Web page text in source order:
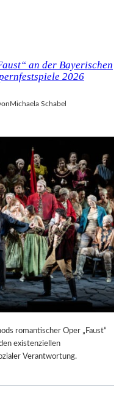
an der Bayerischen
2026
Michaela Schabel
romantischer Oper „Faust“
existenziellen
Verantwortung.